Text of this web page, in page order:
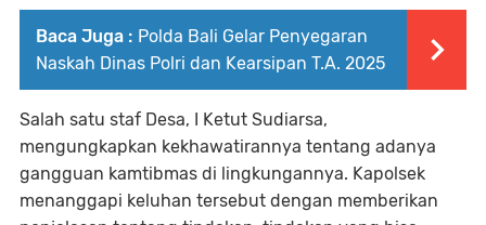
Baca Juga : Polda Bali Gelar Penyegaran
Naskah Dinas Polri dan Kearsipan T.A. 2025
Salah satu staf Desa, I Ketut Sudiarsa,
mengungkapkan kekhawatirannya tentang adanya
gangguan kamtibmas di lingkungannya. Kapolsek
menanggapi keluhan tersebut dengan memberikan